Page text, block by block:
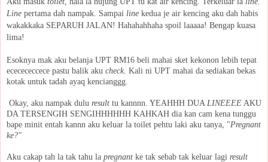
Line pertama dah nampak. Sampai line kedua je air kencing aku dah habis
wakakkaka SEPARUH JALAN! Hahahahhaha spoil laaaaa! Bengap kuasa
lima!
Esoknya mak aku belanja UPT RM16 beli mahai sket kekonon lebih tepat
ececececcece pastu balik aku check. Kali ni UPT mahai da sediakan bekas
kotak untuk tadah ayaq kencianggg.
Okay, aku nampak dulu result tu kannnn. YEAHHH DUA LINEEEE AKU
DA TERSENGIH SENGIHHHHHH KAHKAH dia kan cam kena tunggu
bape minit entah kannn aku keluar la toilet pehtu laki aku tanya, "Pregnant
ke?"
Aku cakap tah la tak tahu la pregnant ke tak sebab tak keluar lagi result